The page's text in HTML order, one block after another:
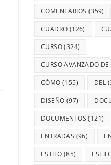
COMENTARIOS (359)
CUADRO (126)
CURSO(324)
CURSO AVANZADO DE
CÓMO (155) DEL
DISEÑO (97)
DOCUMENTOS (121)
ENTRADAS (96)
ESTILO (85)